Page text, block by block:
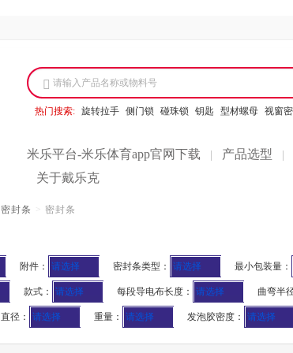
请输入产品名称或物料号
热门搜索: 旋转拉手 侧门锁 碰珠锁 钥匙 型材螺母 视窗
米乐平台-米乐体育app官网下载 产品选型
关于戴乐克
密封条 > 密封条
附件： 请选择 密封条类型： 请选择 最小包装量：
款式： 请选择 每段导电布长度： 请选择 曲弯半
直径： 请选择 重量： 请选择 发泡胶密度： 请选择